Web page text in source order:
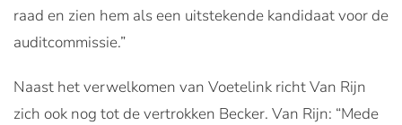
raad en zien hem als een uitstekende kandidaat voor de
auditcommissie.”
Naast het verwelkomen van Voetelink richt Van Rijn
zich ook nog tot de vertrokken Becker. Van Rijn: “Mede